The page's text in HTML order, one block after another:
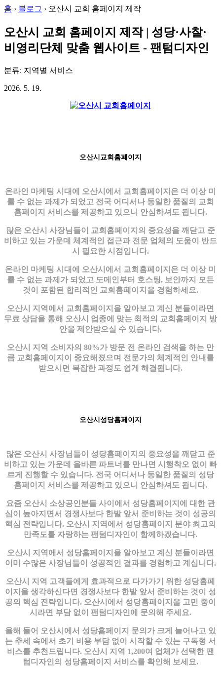
홈 › 블로그 › 오산시 교회 홈페이지 제작
오산시 교회 홈페이지 제작 | 성당·사찰·
비영리단체 맞춤 웹사이트 - 팬텀디자인
분류: 지역별 서비스
2026. 5. 19.
오산시교회홈페이지
온라인 마케팅 시대에 오산시에서 교회홈페이지은 더 이상 미
룰 수 없는 과제가 되었고 전국 어디서나 동일한 품질의 교회
홈페이지 서비스를 제공하고 있으니 안심하셔도 됩니다.
많은 오산시 사장님들이 교회홈페이지의 중요성을 깨닫고 준
비하고 있는 가운데 체계적인 접근과 전문 업체의 도움이 반드
시 필요한 시점입니다.
온라인 마케팅 시대에 오산시에서 교회홈페이지은 더 이상 미
룰 수 없는 과제가 되었고 도메인부터 호스팅, 보안까지 모든
것이 포함된 합리적인 교회홈페이지을 경험하세요.
오산시 지역에서 교회홈페이지을 알아보고 계신 분들이라면
무료 상담을 통해 오산시 업종에 맞는 최적의 교회홈페이지 방
안을 제안받으실 수 있습니다.
오산시 지역 소비자의 80%가 방문 전 온라인 검색을 하는 만
큼 교회홈페이지이 중요해졌으며 전문가의 체계적인 안내를
받으시면 복잡한 과정도 쉽게 해결됩니다.
오산시성당홈페이지
많은 오산시 사장님들이 성당홈페이지의 중요성을 깨닫고 준
비하고 있는 가운데 올바른 파트너를 만나면 시행착오 없이 빠
르게 진행할 수 있습니다. 전국 어디서나 동일한 품질의 성당
홈페이지 서비스를 제공하고 있으니 안심하셔도 됩니다.
요즘 오산시 소상공인분들 사이에서 성당홈페이지에 대한 관
심이 높아지면서 경쟁사보다 한발 앞서 준비하는 것이 성공의
핵심 전략입니다. 오산시 지역에서 성당홈페이지 분야 최고의
만족도를 자랑하는 팬텀디자인이 함께하겠습니다.
오산시 지역에서 성당홈페이지을 알아보고 계신 분들이라면
이미 수많은 사장님들이 성공적인 결과를 경험하고 계십니다.
오산시 지역 고객들에게 효과적으로 다가가기 위한 성당홈페
이지을 생각하신다면 경쟁사보다 한발 앞서 준비하는 것이 성
공의 핵심 전략입니다. 오산시에서 성당홈페이지을 고민 중이
시라면 부담 없이 팬텀디자인에 문의해 주세요.
올해 들어 오산시에서 성당홈페이지 문의가 크게 늘어나고 있
는 추세 속에서 초기 비용 부담 없이 시작할 수 있는 구독형 서
비스를 추천드립니다. 오산시 지역 1,200여 업체가 선택한 팬
텀디자인의 성당홈페이지 서비스를 확인해 보세요.